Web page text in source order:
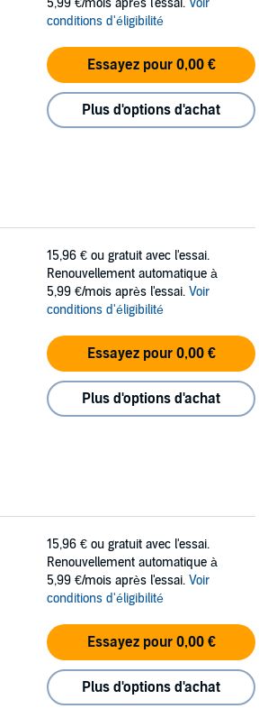
5,99 €/mois après l'essai. Voir
conditions d'éligibilité
Essayez pour 0,00 €
Plus d'options d'achat
15,96 € ou gratuit avec l'essai.
Renouvellement automatique à
5,99 €/mois après l'essai. Voir
conditions d'éligibilité
Essayez pour 0,00 €
Plus d'options d'achat
15,96 € ou gratuit avec l'essai.
Renouvellement automatique à
5,99 €/mois après l'essai. Voir
conditions d'éligibilité
Essayez pour 0,00 €
Plus d'options d'achat